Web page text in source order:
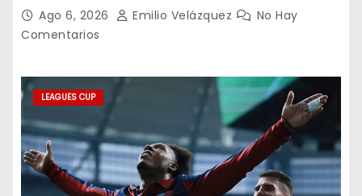
Ago 6, 2026 Emilio Velázquez
No Hay
Comentarios
LEAGUES CUP